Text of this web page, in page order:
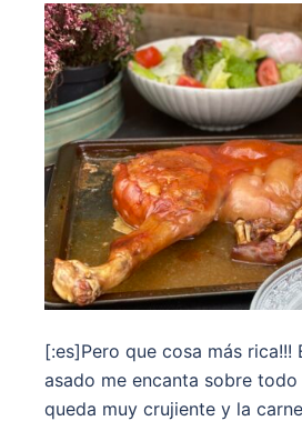
[:es]Pero que cosa más rica!!!
asado me encanta sobre
queda muy crujiente y la